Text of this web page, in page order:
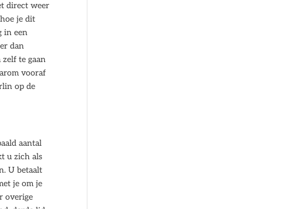
direct weer
je dit
in een
dan
te gaan
vooraf
op de
aantal
u zich als
U betaalt
je om je
overige